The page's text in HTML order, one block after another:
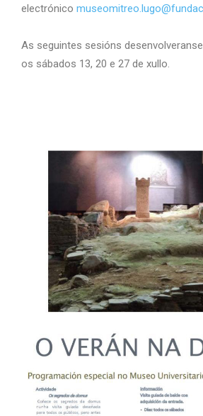
electrónico
As seguintes sesións
os sábados 13, 20 e 27 de xullo.